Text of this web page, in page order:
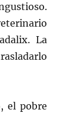
La
el pobre